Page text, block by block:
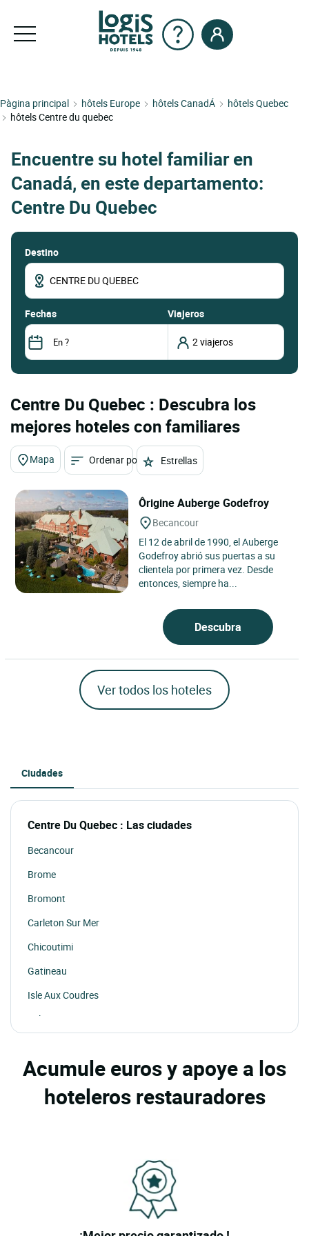
Pàgina principal hôtels Europe hôtels CanadÁ
hôtels Quebec
hôtels Centre du quebec
Encuentre su hotel familiar en
Canadá, en este departamento:
Centre Du Quebec
Destino
fechas Viajeros
Centre Du Quebec : Descubra los
mejores hoteles con familiares
Mapa Ordenar por Estrellas
Ôrigine Auberge Godefroy
Becancour
El 12 de abril de 1990, el Auberge
Godefroy abrió sus puertas a su
clientela por primera vez. Desde
entonces, siempre ha...
Descubra
Ver todos los hoteles
Ciudades
Centre Du Quebec : Las ciudades
Becancour
Brome
Bromont
Carleton Sur Mer
Chicoutimi
Gatineau
Isle Aux Coudres
Joliette
Lac Beauport
Mont Tremblant
Acumule euros y apoye a los
hoteleros restauradores